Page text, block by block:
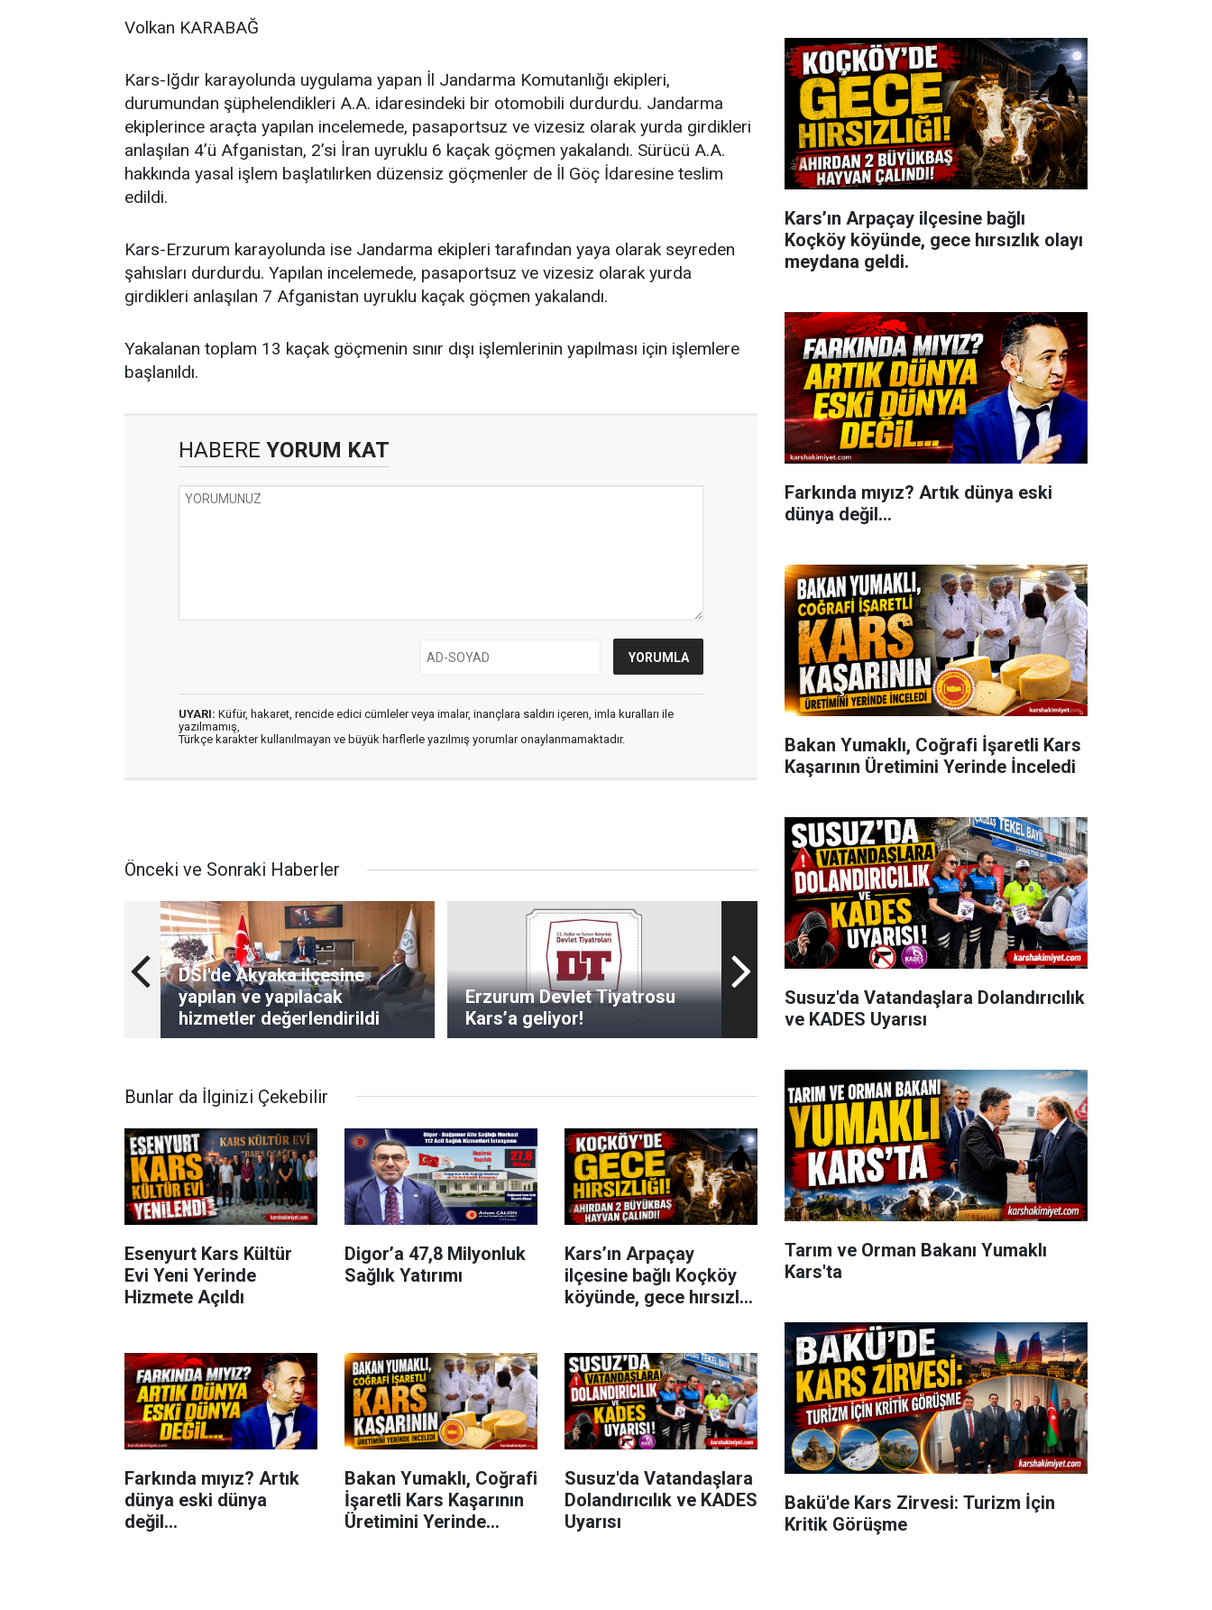
Volkan KARABAĞ
Kars-Iğdır karayolunda uygulama yapan İl Jandarma Komutanlığı ekipleri,
durumundan şüphelendikleri A.A. idaresindeki bir otomobili durdurdu. Jandarma
ekiplerince araçta yapılan incelemede, pasaportsuz ve vizesiz olarak yurda girdikleri
anlaşılan 4’ü Afganistan, 2’si İran uyruklu 6 kaçak göçmen yakalandı. Sürücü A.A.
hakkında yasal işlem başlatılırken düzensiz göçmenler de İl Göç İdaresine teslim
edildi.
Kars-Erzurum karayolunda ise Jandarma ekipleri tarafından yaya olarak seyreden
şahısları durdurdu. Yapılan incelemede, pasaportsuz ve vizesiz olarak yurda
girdikleri anlaşılan 7 Afganistan uyruklu kaçak göçmen yakalandı.
Yakalanan toplam 13 kaçak göçmenin sınır dışı işlemlerinin yapılması için işlemlere
başlanıldı.
HABERE YORUM KAT
UYARI: Küfür, hakaret, rencide edici cümleler veya imalar, inançlara saldırı içeren, imla kuralları ile
yazılmamış,
Türkçe karakter kullanılmayan ve büyük harflerle yazılmış yorumlar onaylanmamaktadır.
Önceki ve Sonraki Haberler
DSİ'de Akyaka ilçesine
yapılan ve yapılacak
hizmetler değerlendirildi
Erzurum Devlet Tiyatrosu
Kars’a geliyor!
Bunlar da İlginizi Çekebilir
Esenyurt Kars Kültür
Evi Yeni Yerinde
Hizmete Açıldı
Digor’a 47,8 Milyonluk
Sağlık Yatırımı
Kars’ın Arpaçay
ilçesine bağlı Koçköy
köyünde, gece hırsızlık
Farkında mıyız? Artık
dünya eski dünya
değil...
Bakan Yumaklı, Coğrafi
İşaretli Kars Kaşarının
Üretimini Yerinde
Susuz'da Vatandaşlara
Dolandırıcılık ve KADES
Uyarısı
Kars’ın Arpaçay ilçesine bağlı
Koçköy köyünde, gece hırsızlık olayı
meydana geldi.
Farkında mıyız? Artık dünya eski
dünya değil...
Bakan Yumaklı, Coğrafi İşaretli Kars
Kaşarının Üretimini Yerinde İnceledi
Susuz'da Vatandaşlara Dolandırıcılık
ve KADES Uyarısı
Tarım ve Orman Bakanı Yumaklı
Kars'ta
Bakü'de Kars Zirvesi: Turizm İçin
Kritik Görüşme